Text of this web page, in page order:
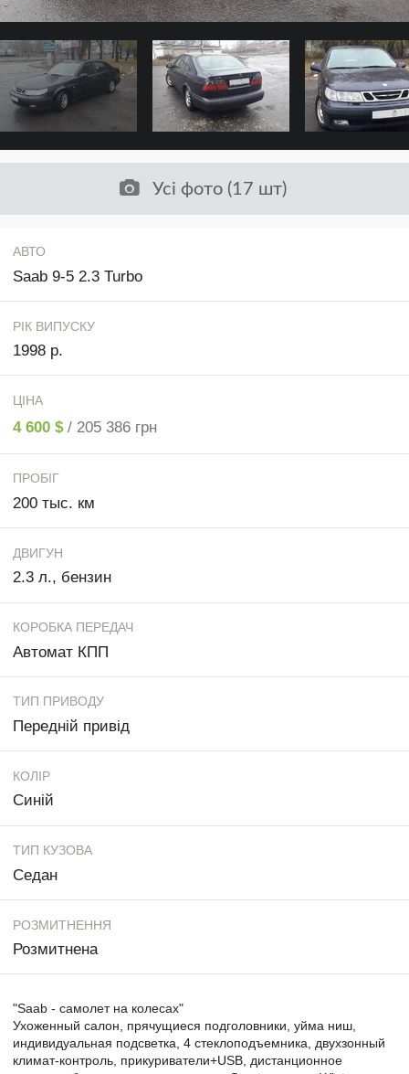
Усі фото (17 шт)
АВТО
Saab 9-5 2.3 Turbo
РІК ВИПУСКУ
1998 р.
ЦІНА
4 600 $ / 205 386 грн
ПРОБІГ
200 тыс. км
ДВИГУН
2.3 л., бензин
КОРОБКА ПЕРЕДАЧ
Автомат КПП
ТИП ПРИВОДУ
Передній привід
КОЛІР
Синій
ТИП КУЗОВА
Седан
РОЗМИТНЕННЯ
Розмитнена
"Saab - самолет на колесах"
Ухоженный салон, прячущиеся подголовники, уйма ниш,
индивидуальная подсветка, 4 стеклоподъемника, двухзонный
климат-контроль, прикуриватели+USB, дистанционное